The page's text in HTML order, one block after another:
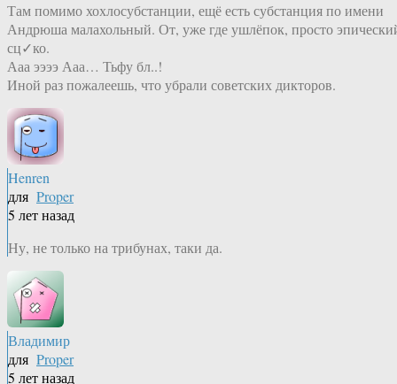
Там помимо хохлосубстанции, ещё есть субстанция по имени
Андрюша малахольный. От, уже где ушлёпок, просто
сц✓ко.
Ааа ээээ Ааа… Тьфу бл..!
Иной раз пожалеешь, что убрали советских дикторов.
Henren
для Proper
5 лет назад
Ну, не только на трибунах, таки да.
Владимир
для Proper
5 лет назад